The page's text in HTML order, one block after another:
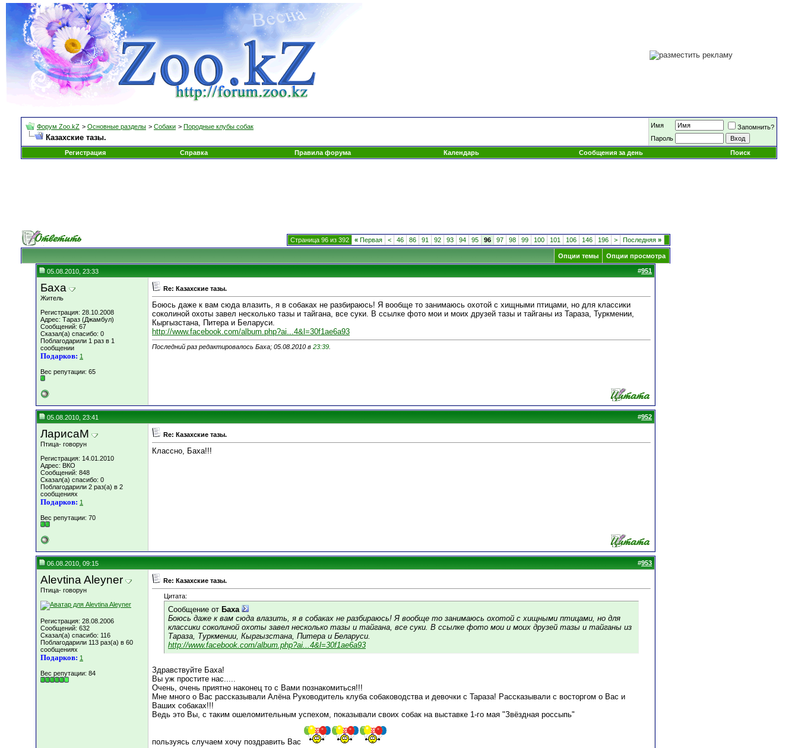
Форум Zoo.kZ > Основные разделы > Собаки > Породные клубы собак
Казахские тазы.
Имя
Запомнить?
Пароль
Регистрация
Справка Правила форума Календарь Сообщения за день Поиск
Страница 96 из 392 « Первая < 46 86 91 92 93 94 95 96 97 98 99 100 101 106 146 196 > Последняя »
Опции темы Опции просмотра
05.08.2010, 23:33 #951
Баха
Житель
Регистрация: 28.10.2008
Адрес: Тараз (Джамбул)
Сообщений: 67
Сказал(а) спасибо: 0
Поблагодарили 1 раз в 1
сообщении
Подарков: 1
Вес репутации: 65
Re: Казахские тазы.
Боюсь даже к вам сюда влазить, я в собаках не разбираюсь! Я вообще то занимаюсь охотой с хищными птицами, но для классики
соколиной охоты завел несколько тазы и тайгана, все суки. В ссылке фото мои и моих друзей тазы и тайганы из Тараза, Туркмении,
Кыргызстана, Питера и Беларуси.
http://www.facebook.com/album.php?ai...4&l=30f1ae6a93
Последний раз редактировалось Баха; 05.08.2010 в 23:39
05.08.2010, 23:41 #952
ЛарисаМ
Птица- говорун
Регистрация: 14.01.2010
Адрес: ВКО
Сообщений: 848
Сказал(а) спасибо: 0
Поблагодарили 2 раз(а) в 2
сообщениях
Подарков: 1
Вес репутации: 70
Re: Казахские тазы.
Классно, Баха!!!
06.08.2010, 09:15 #953
Alevtina Aleyner
Птица- говорун
Регистрация: 28.08.2006
Сообщений: 632
Сказал(а) спасибо: 116
Поблагодарили 113 раз(а) в 60
сообщениях
Подарков: 1
Вес репутации: 84
Re: Казахские тазы.
Цитата:
Сообщение от Баха
Боюсь даже к вам сюда влазить, я в собаках не разбираюсь! Я вообще то занимаюсь охотой с хищными птицами, но для
классики соколиной охоты завел несколько тазы и тайгана, все суки. В ссылке фото мои и моих друзей тазы и тайганы из
Тараза, Туркмении, Кыргызстана, Питера и Беларуси.
http://www.facebook.com/album.php?ai...4&l=30f1ae6a93
Здравствуйте Баха!
Вы уж простите нас.....
Очень, очень приятно наконец то с Вами познакомиться!!!
Мне много о Вас рассказывали Алёна Руководитель клуба собаководства и девочки с Тараза! Рассказывали с восторгом о Вас и
Ваших собаках!!!
Ведь это Вы, с таким ошеломительным успехом, показывали своих собак на выставке 1-го мая "Звёздная россыпь"
пользуясь случаем хочу поздравить Вас